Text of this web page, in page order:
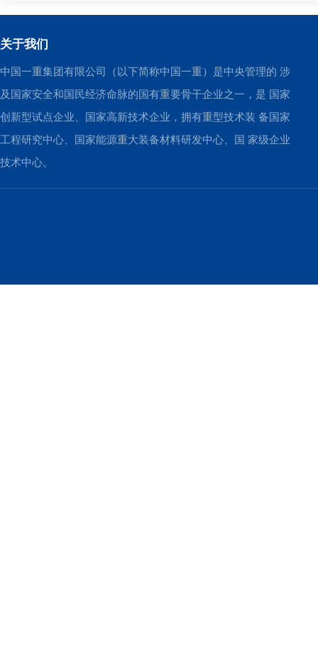
关于我们
中国一重集团有限公司（以下简称中国一重）是中央管理的 涉
及国家安全和国民经济命脉的国有重要骨干企业之一，是 国家
创新型试点企业、国家高新技术企业，拥有重型技术装 备国家
工程研究中心、国家能源重大装备材料研发中心、国 家级企业
技术中心。